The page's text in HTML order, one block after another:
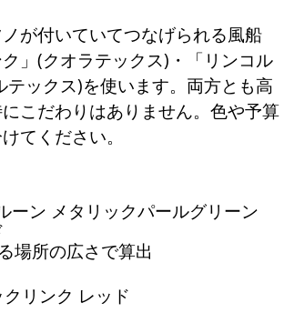
が付いていてつなげられる風船
ク」(クオラテックス)・「リンコル
テックス)を使います。両方とも高
こだわりはありません。色や予算
てください。
ーン メタリックパールグリーン
場所の広さで算出
リンク レッド